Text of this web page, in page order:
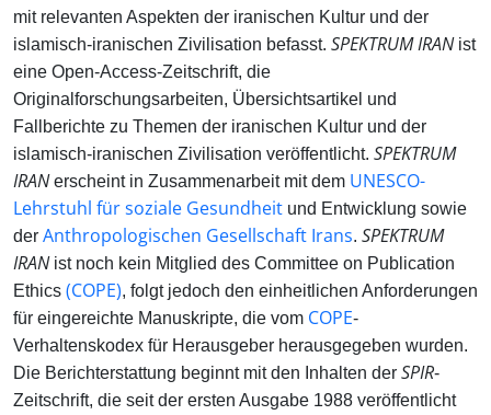
mit relevanten Aspekten der iranischen Kultur und der
islamisch-iranischen Zivilisation befasst. SPEKTRUM IRANist
eine Open-Access-Zeitschrift, die
Originalforschungsarbeiten, Übersichtsartikel und
Fallberichte zu Themen der iranischen Kultur und der
islamisch-iranischen Zivilisation veröffentlicht. SPEKTRUM
IRANerscheint in Zusammenarbeit mit dem UNESCO-
Lehrstuhl für soziale Gesundheit und Entwicklung sowie
der Anthropologischen Gesellschaft Irans. SPEKTRUM
IRANist noch kein Mitglied des Committee on Publication
Ethics (COPE), folgt jedoch den einheitlichen Anforderungen
für eingereichte Manuskripte, die vom COPE-
Verhaltenskodex für Herausgeber herausgegeben wurden.
Die Berichterstattung beginnt mit den Inhalten der SPIR-
Zeitschrift, die seit der ersten Ausgabe 1988 veröffentlicht